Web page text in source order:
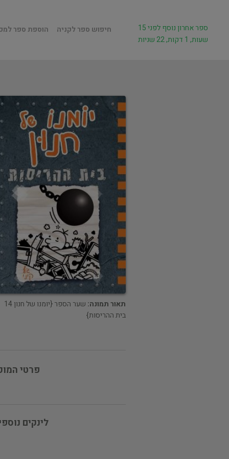
חיפוש ספר לקניה הוספת ספר
ספר אחרון נוסף לפני 15
שעות, 1 דקות, 22 שניות
תאור תמונה:
שער הספר {יומנו של חנון 14
בית ההריסות}
פרטי
לינקים